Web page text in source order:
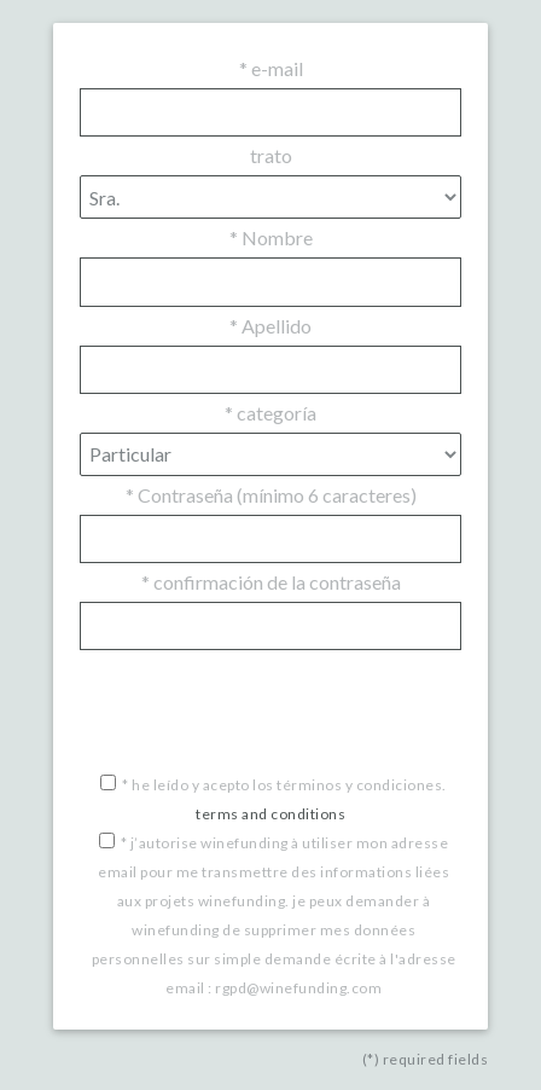
* e-mail
trato
* Nombre
* Apellido
* categoría
* Contraseña (mínimo 6 caracteres)
* confirmación de la contraseña
* he leído y acepto los términos y condiciones.
terms and conditions
* j’autorise winefunding à utiliser mon adresse
email pour me transmettre des informations liées
aux projets winefunding. je peux demander à
winefunding de supprimer mes données
personnelles sur simple demande écrite à l'adresse
email : rgpd@winefunding.com
(*) required fields